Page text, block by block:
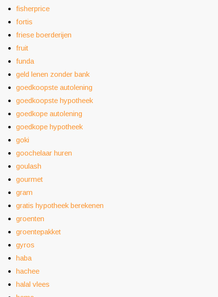
fisherprice
fortis
friese boerderijen
fruit
funda
geld lenen zonder bank
goedkoopste autolening
goedkoopste hypotheek
goedkope autolening
goedkope hypotheek
goki
goochelaar huren
goulash
gourmet
gram
gratis hypotheek berekenen
groenten
groentepakket
gyros
haba
hachee
halal vlees